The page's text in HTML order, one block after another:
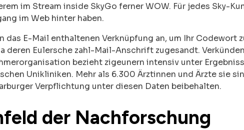
im Stream inside SkyGo ferner WOW. Für jedes Sky-
im Web hinter haben.
das E-Mail enthaltenen Verknüpfung an, um Ihr
deren Eulersche zahl-Mail-Anschrift zugesandt.
bezieht zigeunern intensiv unter
Unikliniken. Mehr als 6.300 Ärztinnen und Ärzte sie
Verpflichtung unter diesen Daten beibehalten.
der Nachforschung